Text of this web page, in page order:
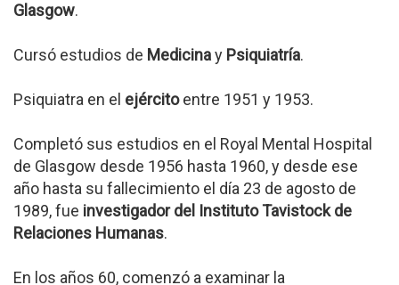
Glasgow.
Cursó estudios de Medicinay Psiquiatría.
Psiquiatra en el ejércitoentre 1951 y 1953.
Completó sus estudios en el Royal Mental Hospital
de Glasgow desde 1956 hasta 1960, y desde ese
año hasta su fallecimiento el día 23 de agosto de
1989, fue investigador del Instituto Tavistock de
Relaciones Humanas.
En los años 60, comenzó a examinar la